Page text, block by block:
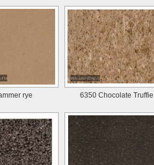
rye 6350 Chocolate Truffie